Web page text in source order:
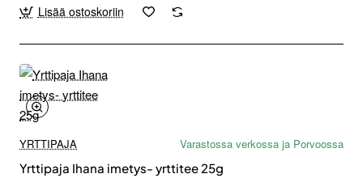
Lisää ostoskoriin
YRTTIPAJA
Varastossa verkossa ja Porvoossa
Yrttipaja Ihana imetys- yrttitee 25g